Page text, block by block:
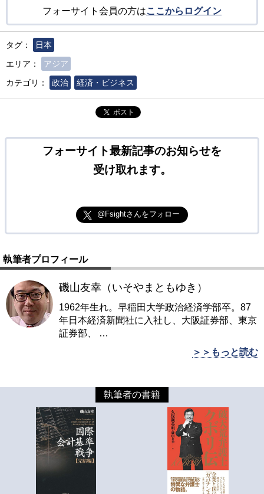
フォーサイト会員の方はここからログイン
タグ：
日本
エリア：
アジア
カテゴリ：
政治 経済・ビジネス
ポスト
フォーサイト最新記事のお知らせを
受け取れます。
@Fsightさんをフォロー
執筆者プロフィール
磯山友幸（いそやまともゆき）
1962年生れ。早稲田大学政治経済学部卒。87
年日本経済新聞社に入社し、大阪証券部、東京
証券部、
…
＞＞もっと読む
執筆者の書籍